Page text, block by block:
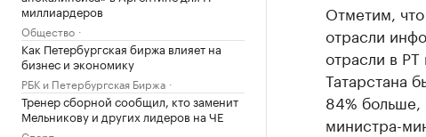
миллиардеров
Общество
Как Петербургская биржа влияет на
бизнес и экономику
РБК и Петербургская Биржа
Тренер сборной сообщил, кто заменит
Мельникову и других лидеров на ЧЕ
Отметим,
отрасли
отрасли в
Татарстана
84% больше,
министра-